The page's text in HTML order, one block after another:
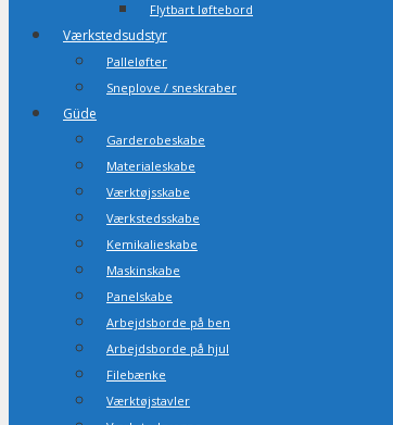
Flytbart løftebord
Værkstedsudstyr
Palleløfter
Sneplove / sneskraber
Güde
Garderobeskabe
Materialeskabe
Værktøjsskabe
Værkstedsskabe
Kemikalieskabe
Maskinskabe
Panelskabe
Arbejdsborde på ben
Arbejdsborde på hjul
Filebænke
Værktøjstavler